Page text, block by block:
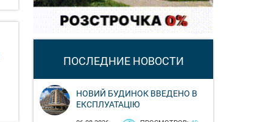
ПОСЛЕДНИЕ НОВОСТИ
НОВИЙ БУДИНОК ВВЕДЕНО В
ЕКСПЛУАТАЦІЮ